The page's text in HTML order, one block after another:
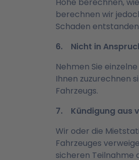
berechnen wir
Schaden
6. Nicht in
Nehmen Sie
Ihnen zuzurechnen
Fahrzeugs.
7. Kündigung aus
Wir oder die
Fahrzeuges
sicheren Teilnahme